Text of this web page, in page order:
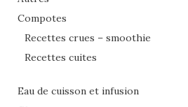
Compotes
Recettes crues – smoothie
Recettes cuites
Eau de cuisson et infusion